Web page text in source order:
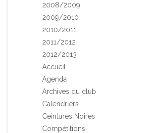
2008/2009
2009/2010
2010/2011
2011/2012
2012/2013
Accueil
Agenda
Archives du club
Calendriers
Ceintures Noires
Compétitions